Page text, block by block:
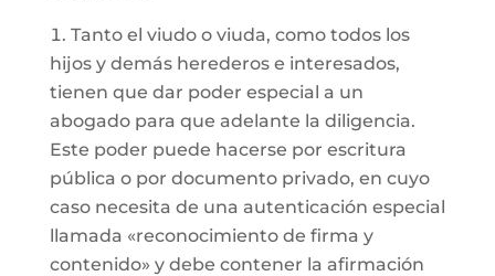
Tanto el viudo o viuda, como todos los
hijos y demás herederos e interesados,
tienen que dar poder especial a un
abogado para que adelante la diligencia.
Este poder puede hacerse por escritura
pública o por documento privado, en cuyo
caso necesita de una autenticación especial
llamada «reconocimiento de firma y
contenido» y debe contener la afirmación